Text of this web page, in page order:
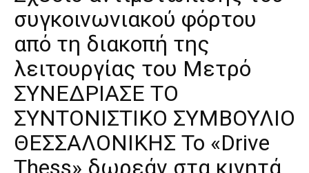
συγκοινωνιακού φόρτου
από τη διακοπή της
λειτουργίας του Μετρό
ΣΥΝΕΔΡΙΑΣΕ ΤΟ
ΣΥΝΤΟΝΙΣΤΙΚΟ ΣΥΜΒΟΥΛΙΟ
ΘΕΣΣΑΛΟΝΙΚΗΣ Το «Drive
Thess» δωρεάν στα κινητά